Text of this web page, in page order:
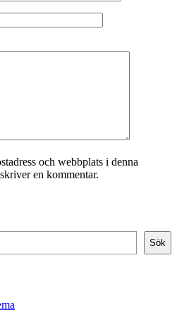
och webbplats i denna
en kommentar.
Sök